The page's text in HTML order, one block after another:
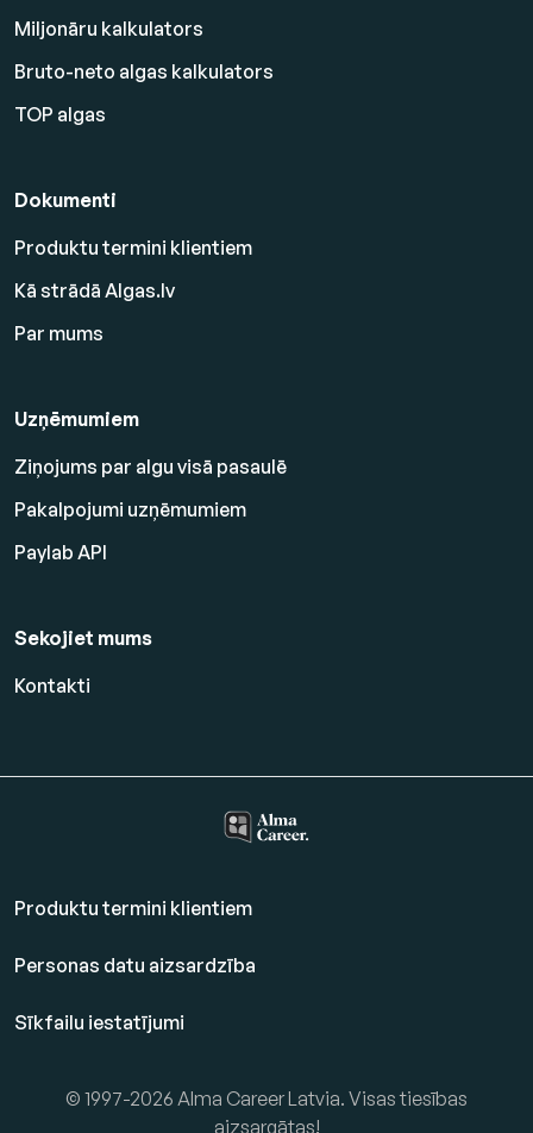
Miljonāru kalkulators
Bruto-neto algas kalkulators
TOP algas
Dokumenti
Produktu termini klientiem
Kā strādā Algas.lv
Par mums
Uzņēmumiem
Ziņojums par algu visā pasaulē
Pakalpojumi uzņēmumiem
Paylab API
Sekojiet mums
Kontakti
Produktu termini klientiem
Personas datu aizsardzība
Sīkfailu iestatījumi
© 1997-2026 Alma Career Latvia. Visas tiesības
aizsargātas!